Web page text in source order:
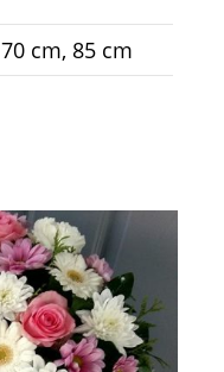
70 cm, 85 cm